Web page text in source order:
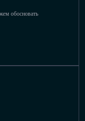
обосновать